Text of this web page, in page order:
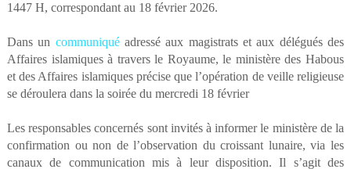
1447 H, correspondant au 18 février 2026.
Dans un communiquéadressé aux magistrats et aux délégués des
Affaires islamiques à travers le Royaume, le ministère des Habous
et des Affaires islamiques précise que l’opération de veille religieuse
se déroulera dans la soirée du mercredi 18 février
Les responsables concernés sont invités à informer le ministère de la
confirmation ou non de l’observation du croissant lunaire, via les
canaux de communication mis à leur disposition. Il s’agit des